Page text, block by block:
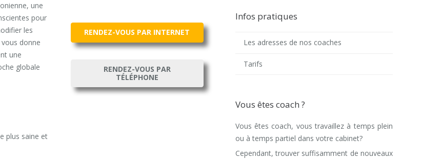
une
pour
les
vous donne
une
globale
plus saine et
RENDEZ-VOUS PAR INTERNET
RENDEZ-VOUS PAR
TÉLÉPHONE
Infos pratiques
Les adresses de nos coaches
Tarifs
Vous êtes coach ?
Vous êtes coach, vous travaillez à temps plein
ou à temps partiel dans votre cabinet?
Cependant, trouver suffisamment de nouveaux